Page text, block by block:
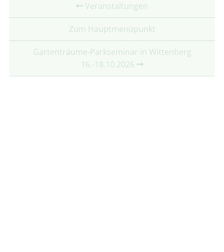
Veranstaltungen
Zum Hauptmenüpunkt
Gartenträume-Parkseminar in Wittenberg
16.-18.10.2026